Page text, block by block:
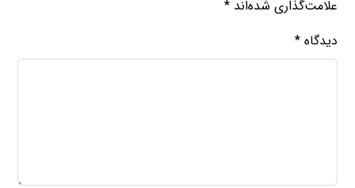
علامت‌گذاری شده‌اند*
دیدگاه*